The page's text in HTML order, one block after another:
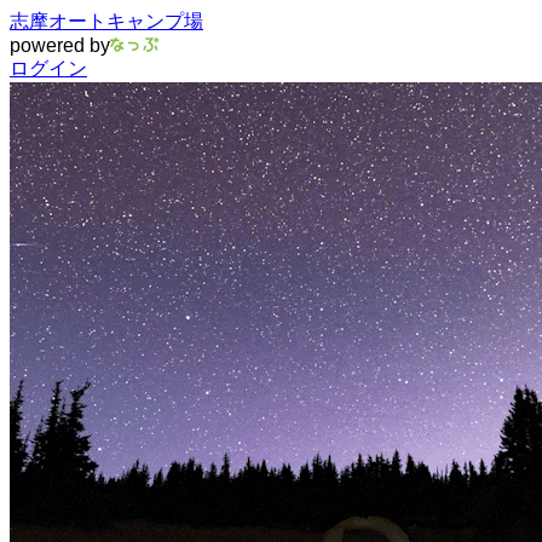
志摩オートキャンプ場
powered by
ログイン